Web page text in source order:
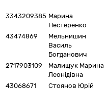
3343209385 Марина
Нестеренко
43474869
Мельнишин
Василь
Богданович
2717903109
Малищук Марина
Леонідівна
43068671 Стоянов Юрій